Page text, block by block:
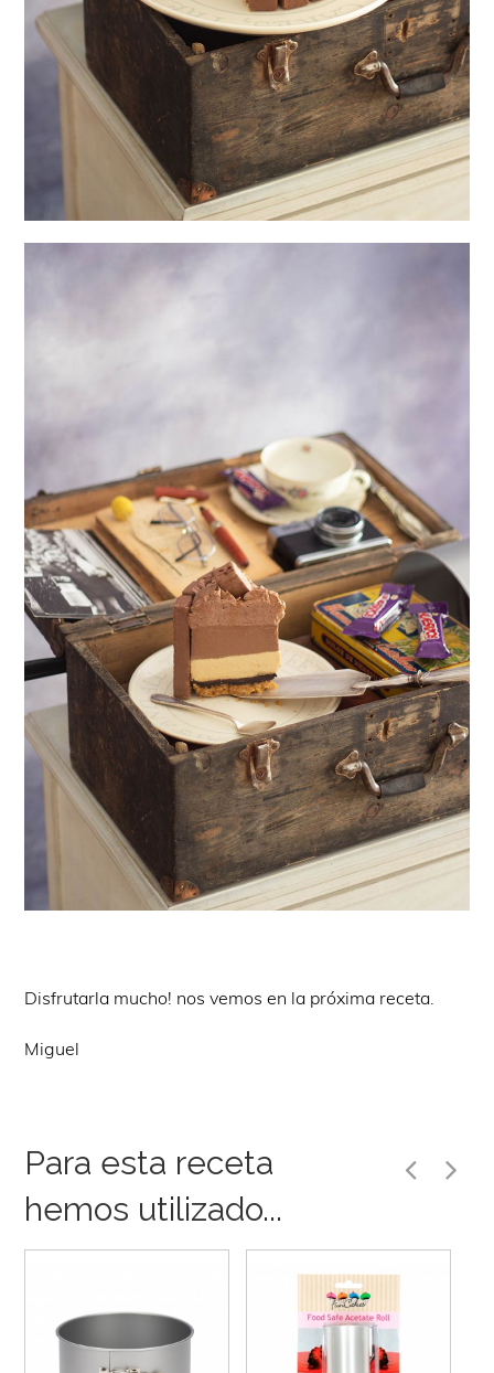
Disfrutarla mucho! nos vemos en la próxima receta.
Miguel
Para esta receta
hemos utilizado...